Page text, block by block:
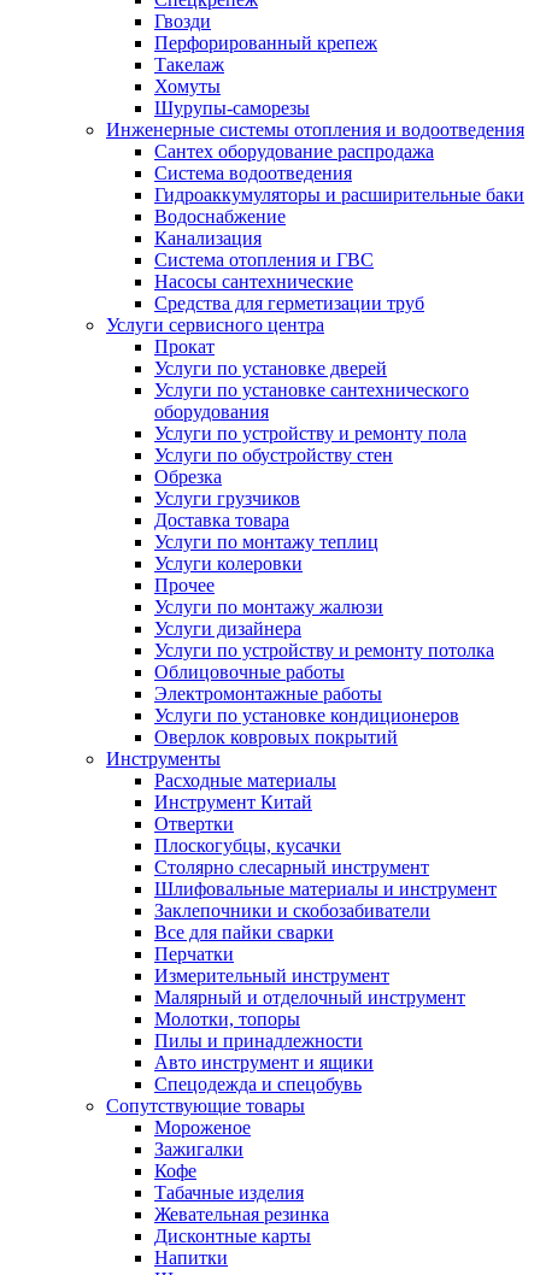
Гвозди
Перфорированный крепеж
Такелаж
Хомуты
Шурупы-саморезы
Инженерные системы отопления и водоотведения
Сантех оборудование распродажа
Система водоотведения
Гидроаккумуляторы и расширительные баки
Водоснабжение
Канализация
Система отопления и ГВС
Насосы сантехнические
Средства для герметизации труб
Услуги сервисного центра
Прокат
Услуги по установке дверей
Услуги по установке сантехнического
оборудования
Услуги по устройству и ремонту пола
Услуги по обустройству стен
Обрезка
Услуги грузчиков
Доставка товара
Услуги по монтажу теплиц
Услуги колеровки
Прочее
Услуги по монтажу жалюзи
Услуги дизайнера
Услуги по устройству и ремонту потолка
Облицовочные работы
Электромонтажные работы
Услуги по установке кондиционеров
Оверлок ковровых покрытий
Инструменты
Расходные материалы
Инструмент Китай
Отвертки
Плоскогубцы, кусачки
Столярно слесарный инструмент
Шлифовальные материалы и инструмент
Заклепочники и скобозабиватели
Все для пайки сварки
Перчатки
Измерительный инструмент
Малярный и отделочный инструмент
Молотки, топоры
Пилы и принадлежности
Авто инструмент и ящики
Спецодежда и спецобувь
Сопутствующие товары
Мороженое
Зажигалки
Кофе
Табачные изделия
Жевательная резинка
Дисконтные карты
Напитки